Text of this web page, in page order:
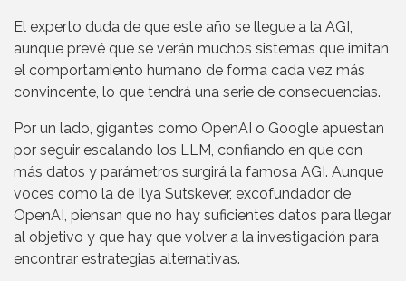
El experto duda de que este año se llegue a la AGI,
aunque prevé que se verán muchos sistemas que imitan
el comportamiento humano de forma cada vez más
convincente, lo que tendrá una serie de consecuencias.
Por un lado, gigantes como OpenAI o Google apuestan
por seguir escalando los LLM, confiando en que con
más datos y parámetros surgirá la famosa AGI. Aunque
voces como la de Ilya Sutskever, excofundador de
OpenAI, piensan que no hay suficientes datos para llegar
al objetivo y que hay que volver a la investigación para
encontrar estrategias alternativas.